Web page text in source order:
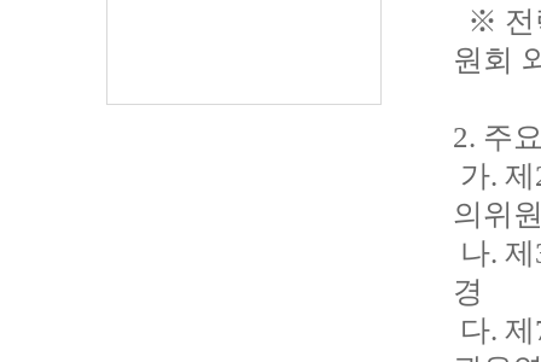
※ 전
원회
2. 주
가.
의위
나.
경
다.